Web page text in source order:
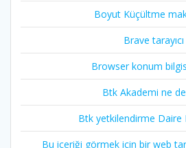
Boyut Küçültme
Brave tarayıcı
Browser konum
Btk Akademi ne
Btk yetkilendirme Daire
Bu içeriği görmek için bir web